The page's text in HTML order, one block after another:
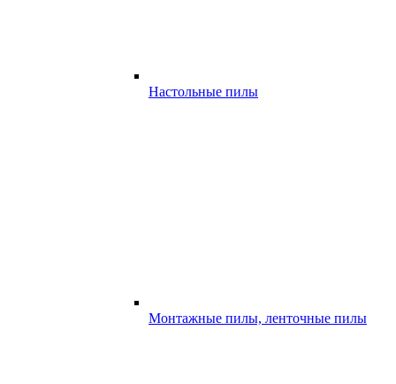
Настольные пилы
Монтажные пилы, ленточные пилы